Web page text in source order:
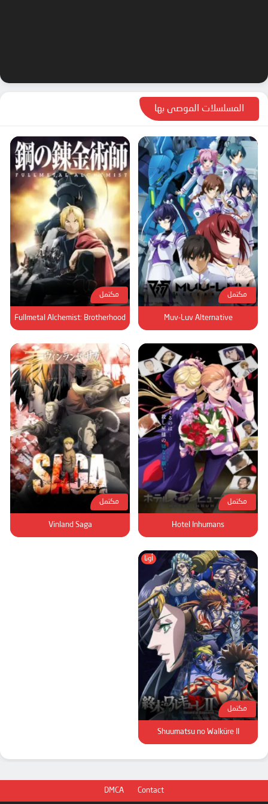
المسلسلات الموصى بها
مكتمل
Muv-Luv Alternative
مكتمل
Fullmetal Alchemist: Brotherhood
مكتمل
Hotel Inhumans
مكتمل
Vinland Saga
أونا
مكتمل
Shuumatsu no Walküre II
DMCA Contact